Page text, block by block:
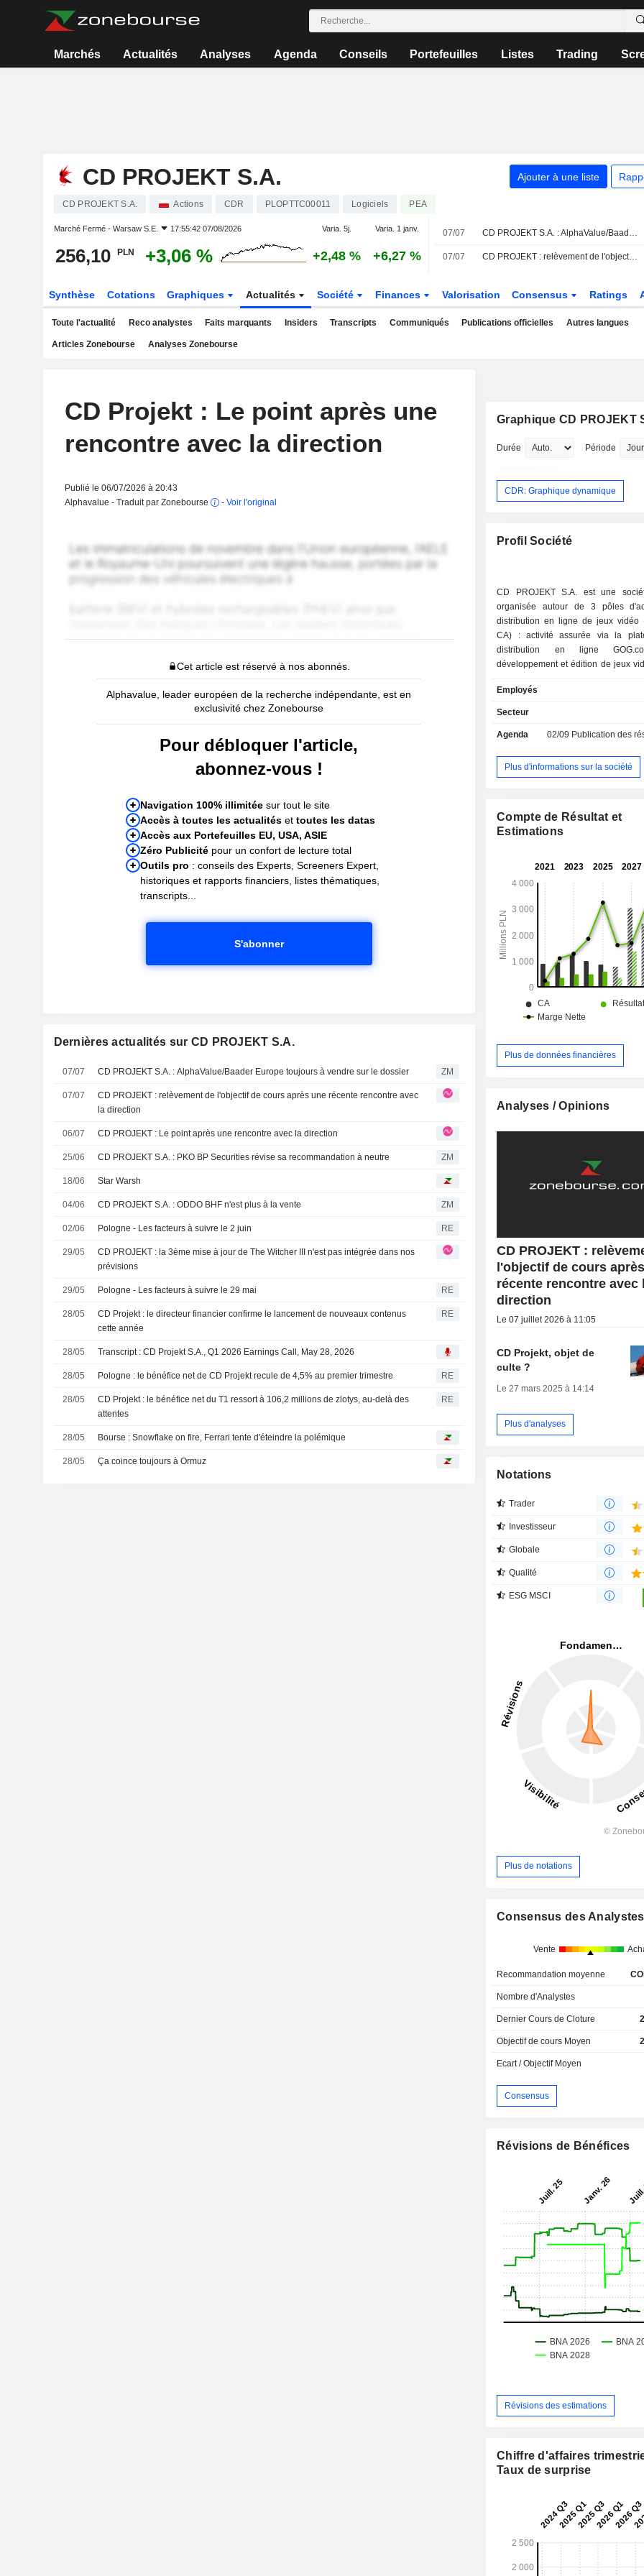
Marchés Actualités Analyses Agenda Conseils Portefeuilles Listes Trading
CD PROJEKT S.A. Ajouter à une liste
CD PROJEKT S.A. Actions CDR PLOPTTC00011 Logiciels PEA
Marché Fermé - Warsaw S.E. 17:55:42 07/08/2026 Varia. 5j. Varia. 1 janv.
256,10 PLN +3,06 % +2,48 % +6,27 %
07/07 CD PROJEKT S.A. : AlphaValue/Baader Europe toujours à vendre sur le dossier
07/07 CD PROJEKT : relèvement de l'objectif de cours après une récente rencontre avec la direction
Synthèse Cotations Graphiques Actualités Société Finances Valorisation Consensus Ratings
Toute l'actualité Reco analystes Faits marquants Insiders Transcripts Communiqués Publications officielles Autres langues
Articles Zonebourse Analyses Zonebourse
CD Projekt : Le point après une
rencontre avec la direction
Publié le 06/07/2026 à 20:43
Alphavalue - Traduit par Zonebourse
- Voir l'original
Cet article est réservé à nos abonnés.
Alphavalue, leader européen de la recherche indépendante, est en
exclusivité chez Zonebourse
Pour débloquer l'article,
abonnez-vous !
Navigation 100% illimitée sur tout le site
Accès à toutes les actualités ettoutes les datas
Accès aux Portefeuilles EU, USA, ASIE
Zéro Publicité pour un confort de lecture total
Outils pro : conseils des Experts, Screeners Expert,
historiques et rapports financiers, listes thématiques,
transcripts...
S'abonner
Dernières actualités sur CD PROJEKT S.A.
07/07 CD PROJEKT S.A. : AlphaValue/Baader Europe toujours à vendre sur le dossier ZM
07/07
CD PROJEKT : relèvement de l'objectif de cours après une récente rencontre avec
la direction
06/07 CD PROJEKT : Le point après une rencontre avec la direction
25/06 CD PROJEKT S.A. : PKO BP Securities révise sa recommandation à neutre ZM
18/06 Star Warsh
04/06 CD PROJEKT S.A. : ODDO BHF n'est plus à la vente ZM
02/06 Pologne - Les facteurs à suivre le 2 juin RE
29/05
CD PROJEKT : la 3ème mise à jour de The Witcher III n'est pas intégrée dans nos
prévisions
29/05 Pologne - Les facteurs à suivre le 29 mai RE
28/05
CD Projekt : le directeur financier confirme le lancement de nouveaux contenus
cette année
RE
28/05 Transcript : CD Projekt S.A., Q1 2026 Earnings Call, May 28, 2026
28/05 Pologne : le bénéfice net de CD Projekt recule de 4,5% au premier trimestre RE
28/05
CD Projekt : le bénéfice net du T1 ressort à 106,2 millions de zlotys, au-delà des
attentes
RE
28/05 Bourse : Snowflake on fire, Ferrari tente d'éteindre la polémique
28/05 Ça coince toujours à Ormuz
Graphique CD PROJEKT
Durée Période
CDR: Graphique dynamique
Profil Société
CD PROJEKT S.A. est une
organisée autour de 3 pôles
distribution en ligne de jeux vidéo
CA) : activité assurée via la
distribution en ligne
développement et édition de jeux
jeux PlayStation, Microsoft Xbox et
autres (3,8%). La répartition géographique du
(11,5%), Amérique du Nord
Employés
Secteur
Agenda 02/09 Publication des résultats
Plus d'informations sur la société
Compte de Résultat et
Estimations
Plus de données financières
Analyses / Opinions
CD PROJEKT :
l'objectif de cours
récente rencontre avec
direction
Le 07 juillet 2026 à 11:05
CD Projekt, objet de
culte ?
Le 27 mars 2025 à 14:14
Plus d'analyses
Notations
Trader
Investisseur
Globale
Qualité
ESG MSCI
Plus de notations
Consensus des Analystes
Vente
Recommandation moyenne
Nombre d'Analystes
Dernier Cours de Cloture
Objectif de cours Moyen
Ecart / Objectif Moyen
Consensus
Révisions de Bénéfices
Révisions des estimations
Chiffre d'affaires
Taux de surprise